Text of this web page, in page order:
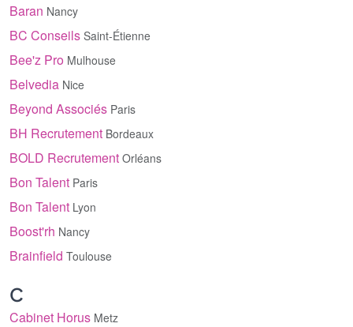
Baran Nancy
BC Conseils Saint-Étienne
Bee'z Pro Mulhouse
Belvedia Nice
Beyond Associés Paris
BH Recrutement Bordeaux
BOLD Recrutement Orléans
Bon Talent Paris
Bon Talent Lyon
Boost'rh Nancy
Brainfield Toulouse
C
Cabinet Horus Metz